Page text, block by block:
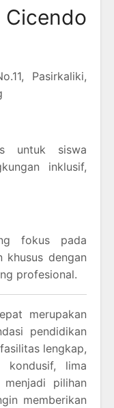
Pasirkaliki,
untuk siswa
inklusif,
fokus pada
khusus dengan
profesional.
merupakan
pendidikan
lengkap,
kondusif, lima
pilihan
memberikan